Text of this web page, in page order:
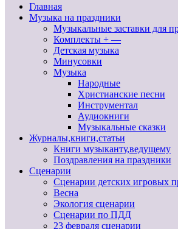
Главная
Музыка на праздники
Музыкальные заставки для
Комплекты + —
Детская музыка
Минусовки
Музыка
Народные
Христианские песни
Инструментал
Аудиокниги
Музыкальные сказки
Журналы,книги,статьи
Книги музыканту,ведущему
Поздравления на праздники
Сценарии
Сценарии детских игровых
Весна
Экология сценарии
Сценарии по ПДД
23 февраля сценарии